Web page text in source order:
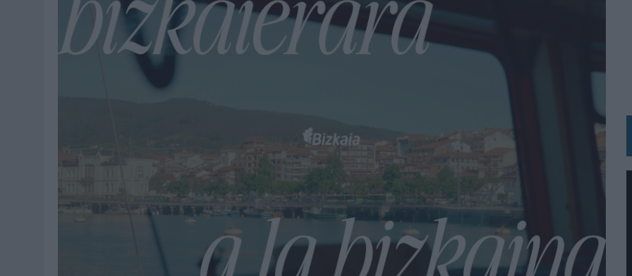
07/08/2026
| CUANDO SE APAGUE EL SOL, EL ECLIPSE DE 2026 PONDRÁ A PRUEBA LA CREATIVIDAD DE LAS MARCAS
06/08/2026
‘LA VUELTA’, DE FENOMENAL PARA MÁLAGA CF
06/08/2026
SIETE DE CADA DIEZ EMPRESAS ESPAÑOLAS NO INTEGRAN LA INFANCIA EN SU ESTRATEGIA
LA TELEVISIÓN SIGUE LIDERANDO EL CONSUMO DE MEDIOS EN VERANO Y SUPERA AL MÓVIL COMO DISPOSITIVO MÁS UTILIZADO
SYSTEM1 NOMBRA A KIMBERLY BASTONI COMO NUEVA DIRECTORA COMERCIAL GLOBAL
FRIGO Y UNIQLO LANZAN UNA COLECCIÓN PERSONALIZABLE INSPIRADA EN CORNETTO, CALIPPO Y SOLERO
LA IA ESTÁ SUBIENDO EL LISTÓN DE LA CREATIVIDAD
BEON WORLDWIDE LANZA RAÍZ URBANA PARA TRANSFORMAR EL PATRIMONIO HISTÓRICO EN ACTIVOS CULTURALES Y ECONÓMICOS
FABRA COMUNICACIÓN INCORPORA A CASONÁ Y ASUME LA GESTIÓN DE SUS RELACIONES CON LOS MEDIOS
LOPESAN HOTELS & RESORTS ACERCA EL PARAÍSO CANARIO EN SU ÚLTIMA CAMPAÑA INTERNACIONAL
LUIS ARQUILLOS (BURGO DE ARIAS): “LA CONSTRUCCIÓN DE MARCA A LARGO PLAZO Y LA MEDICIÓN SON DOS CARAS DE LA MISMA